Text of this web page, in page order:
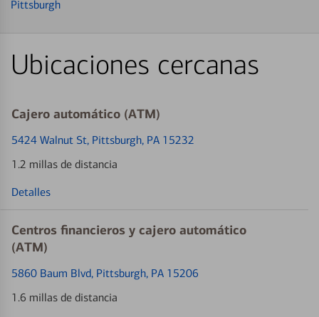
Pittsburgh
Ubicaciones cercanas
Cajero automático (ATM)
5424 Walnut St, Pittsburgh, PA 15232
1.2 millas de distancia
Detalles
Centros financieros y cajero automático
(ATM)
5860 Baum Blvd, Pittsburgh, PA 15206
1.6 millas de distancia